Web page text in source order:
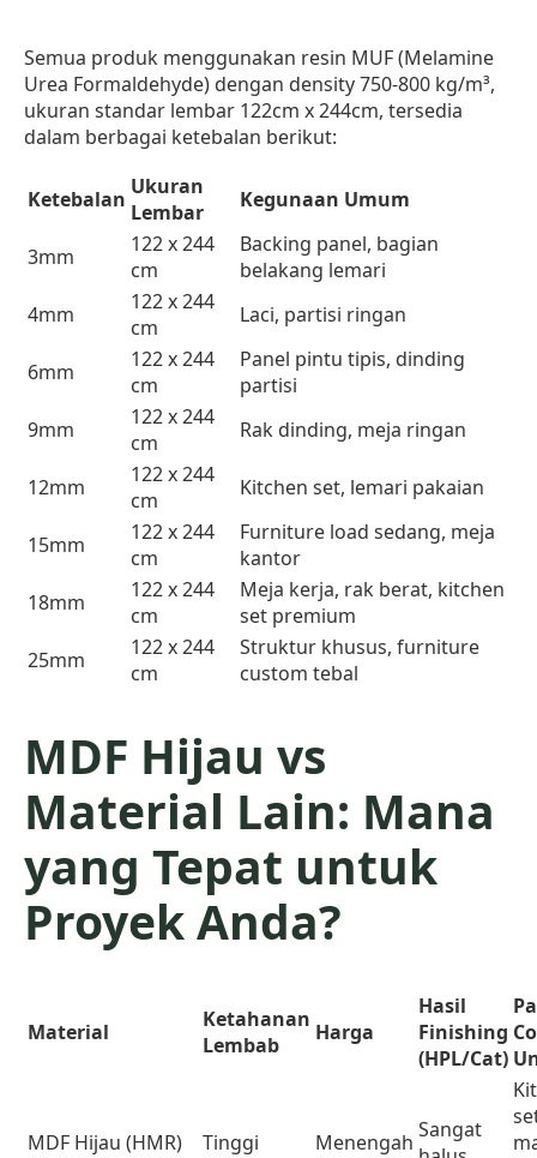
Semua produk menggunakan resin MUF (Melamine
Urea Formaldehyde) dengan density 750-800 kg/m³,
ukuran standar lembar 122cm x 244cm, tersedia
dalam berbagai ketebalan berikut:
Ketebalan Ukuran
Lembar
Kegunaan Umum
3mm
122 x 244
cm
Backing panel, bagian
belakang lemari
4mm
122 x 244
cm
Laci, partisi ringan
6mm
122 x 244
cm
Panel pintu tipis, dinding
partisi
9mm
122 x 244
cm
Rak dinding, meja ringan
12mm
122 x 244
cm
Kitchen set, lemari pakaian
15mm
122 x 244
cm
Furniture load sedang, meja
kantor
18mm
122 x 244
cm
Meja kerja, rak berat, kitchen
set premium
25mm
122 x 244
cm
Struktur khusus, furniture
custom tebal
MDF Hijau vs
Material Lain: Mana
yang Tepat untuk
Proyek Anda?
Material
Ketahanan
Lembab
Harga
Hasil
Finishing
(HPL/Cat)
MDF Hijau (HMR) Tinggi Menengah Sangat